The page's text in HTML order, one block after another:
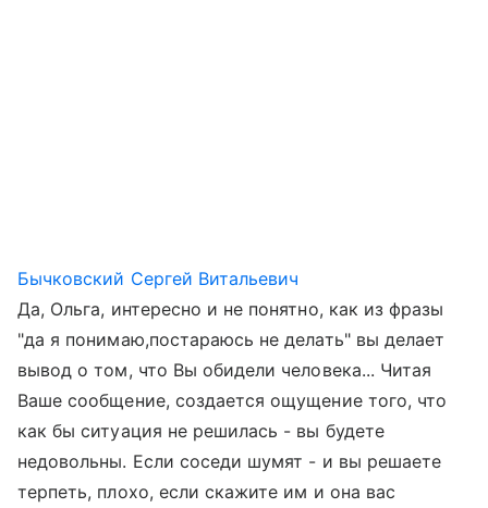
Бычковский Сергей Витальевич
Да, Ольга, интересно и не понятно, как из фразы
"да я понимаю,постараюсь не делать" вы делает
вывод о том, что Вы обидели человека... Читая
Ваше сообщение, создается ощущение того, что
как бы ситуация не решилась - вы будете
недовольны. Если соседи шумят - и вы решаете
терпеть, плохо, если скажите им и она вас